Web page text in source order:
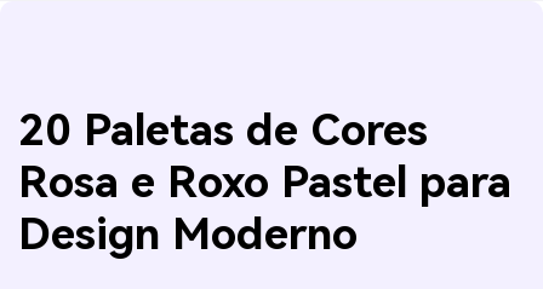
20 Paletas de Cores
Rosa e Roxo Pastel para
Design Moderno